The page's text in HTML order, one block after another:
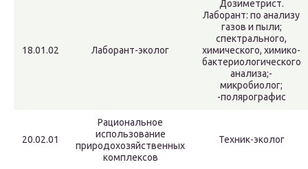
18.01.02 Лаборант-эколог
Дозиметрист.
Лаборант: по анализу
газов и пыли;
спектрального,
химического, химико-
бактериологического
анализа;-
микробиолог;
-полярографис
20.02.01
Рациональное
использование
природохозяйственных
комплексов
Техник-эколог